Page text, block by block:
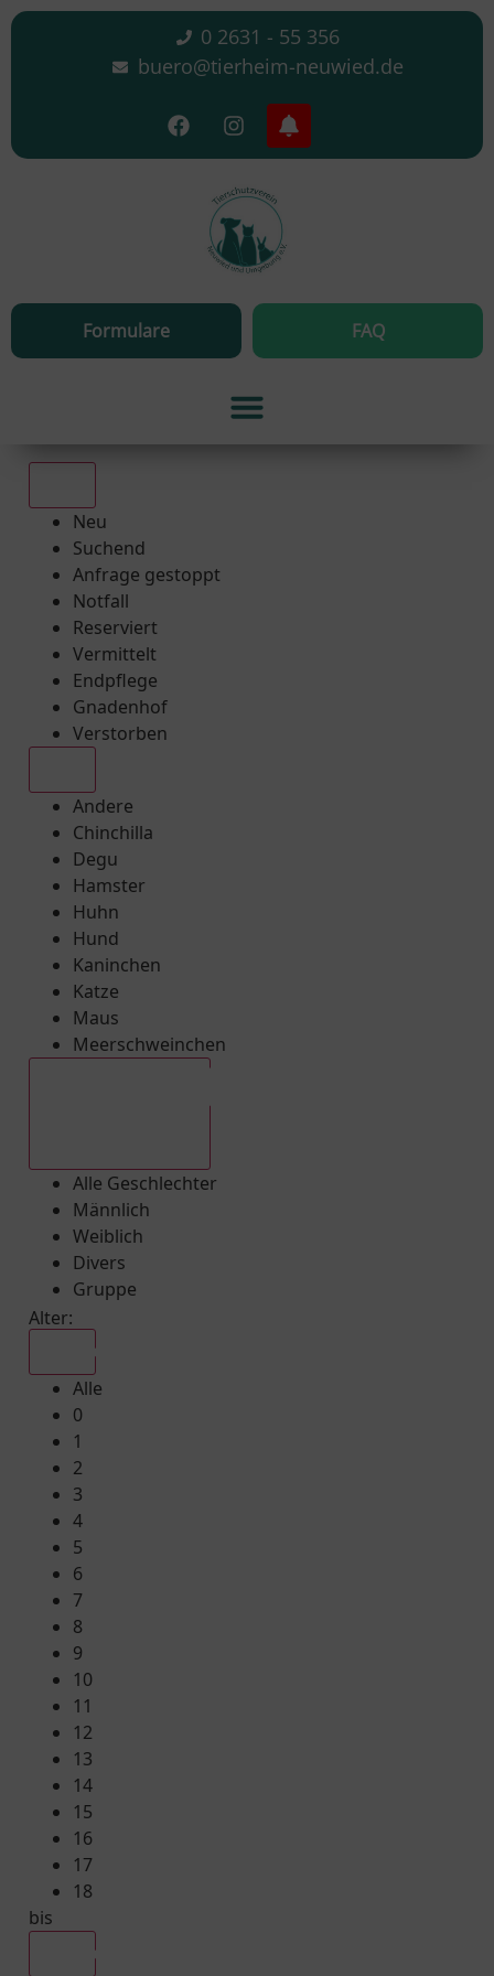
0 2631 - 55 356
buero@tierheim-neuwied.de
Formulare FAQ
Neu
Suchend
Anfrage gestoppt
Notfall
Reserviert
Vermittelt
Endpflege
Gnadenhof
Verstorben
Andere
Chinchilla
Degu
Hamster
Huhn
Hund
Kaninchen
Katze
Maus
Meerschweinchen
Alle Geschlechter
Männlich
Weiblich
Divers
Gruppe
Alter:
Alle
0
1
2
3
4
5
6
7
8
9
10
11
12
13
14
15
16
17
18
bis